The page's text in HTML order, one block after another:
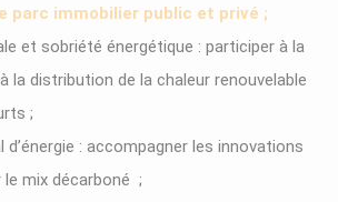
parc immobilier public et privé ;
et sobriété énergétique : participer à la
la distribution de la chaleur renouvelable
;
d’énergie : accompagner les innovations
le mix décarboné ;